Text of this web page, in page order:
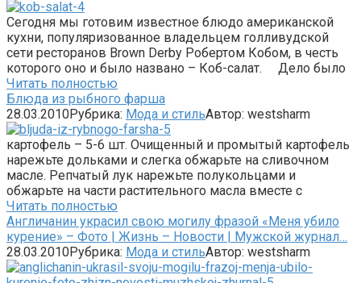
Сегодня мы готовим известное блюдо американской
кухни, популяризованное владельцем голливудской
сети ресторанов Brown Derby Робертом Кобом, в честь
которого оно и было названо – Коб-салат. Дело было
Читать полностью
Блюда из рыбного фарша
28.03.2010Рубрика: Мода и стильАвтор: westsharm
картофель – 5-6 шт. Очищенный и промытый картофель
нарежьте дольками и слегка обжарьте на сливочном
масле. Репчатый лук нарежьте полукольцами и
обжарьте на части растительного масла вместе с
Читать полностью
Англичанин украсил свою могилу фразой «Меня убило
курение» – Фото | Жизнь – Новости | Мужской журнал…
28.03.2010Рубрика: Мода и стильАвтор: westsharm